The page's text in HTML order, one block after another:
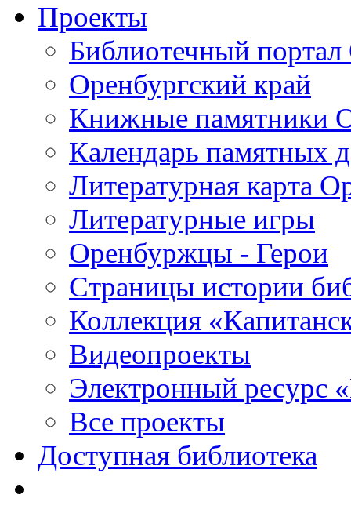
Проекты
Библиотечный портал
Оренбургский край
Книжные памятники
Календарь памятных
Литературная карта
Литературные игры
Оренбуржцы - Герои
Страницы истории
Коллекция
Видеопроекты
Электронный ресурс
Все проекты
Доступная библиотека